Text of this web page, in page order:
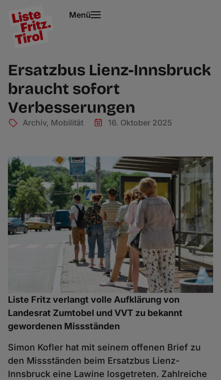
Menü
Ersatzbus Lienz-Innsbruck
braucht sofort
Verbesserungen
Archiv, Mobilität 16. Oktober 2025
Liste Fritz verlangt volle Aufklärung von
Landesrat Zumtobel und VVT zu bekannt
gewordenen Missständen
Simon Kofler hat mit seinem offenen Brief zu
den Missständen beim Ersatzbus Lienz-
Innsbruck eine Lawine losgetreten. Zahlreiche